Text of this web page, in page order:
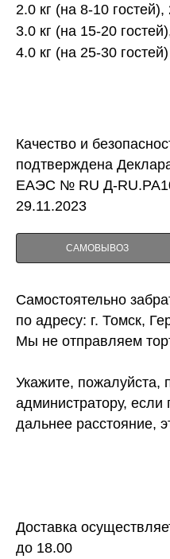
2.0 кг (на 8-10
3.0 кг (на 15-20
4.0 кг (на 25-30 гостей)
Качество и
подтверждена
ЕАЭС № RU Д-
29.11.2023
САМОВЫВОЗ
Самостоятельно
по адресу: г. Томск,
Мы не отправляем
Укажите, пожалуйста,
администратору, если
дальнее расстояние,
Доставка
до 18.00